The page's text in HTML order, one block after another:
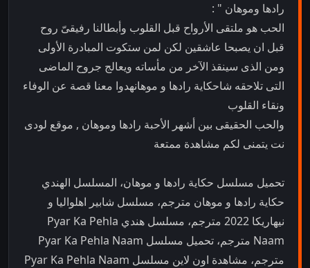
رادها وموهان " :
الحب هو ملتقى الأرواح قبل القلوب وأبطالنا رفيقىّ روح
قبل ان يصبحا عاشقين لكن لمن ستكوت المبادرة الأولى
ومن الذى سينقذ الآخر من مأساته ويعالج جروح الماضى
التى تلاحقه شاحكاية رادها و موهانهدوا معنا قصة عن الوفاء
ونقاء القلوب
والحب الحقيقى بين أشهر الأحبة رادها وموهان , موقع لودى
نت يتمنى لكم مشاهدة ممتعة
تحميل مسلسل حكاية رادها و موهان، المسلسل الهندي
حكاية رادها و موهان مترجم، مسلسل شابير اهلواليا و
نيهاريكا 2022 مترجم، مسلسل هندي Pyar Ka Pehla
Naam مترجم، تحميل مسلسل Pyar Ka Pehla Naam
مترجم، مشاهدة اون لاين مسلسل Pyar Ka Pehla Naam